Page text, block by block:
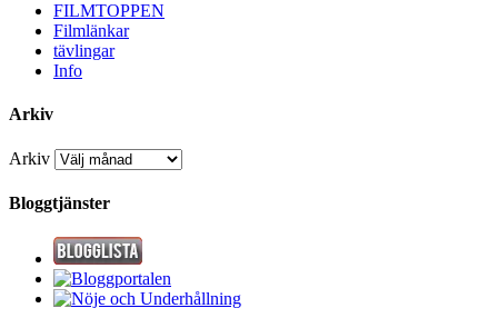
FILMTOPPEN
Filmlänkar
tävlingar
Info
Arkiv
Arkiv
Bloggtjänster